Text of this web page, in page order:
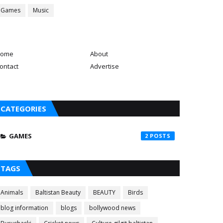
Games Music
About
Advertise
CATEGORIES
GAMES 2
TAGS
Animals Baltistan Beauty BEAUTY
Birds
blog information
blogs
bollywood news